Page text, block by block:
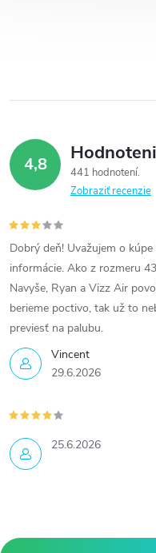
4,8
441 hodnotení
Zobraziť recenzie
Vincent
29.6.2026
Dobrý deň! Uvažujem o
informácie. Ako z rozmeru
Navyše, Ryan a Vizz Air
berieme poctivo, tak už to
previesť na palubu.
25.6.2026